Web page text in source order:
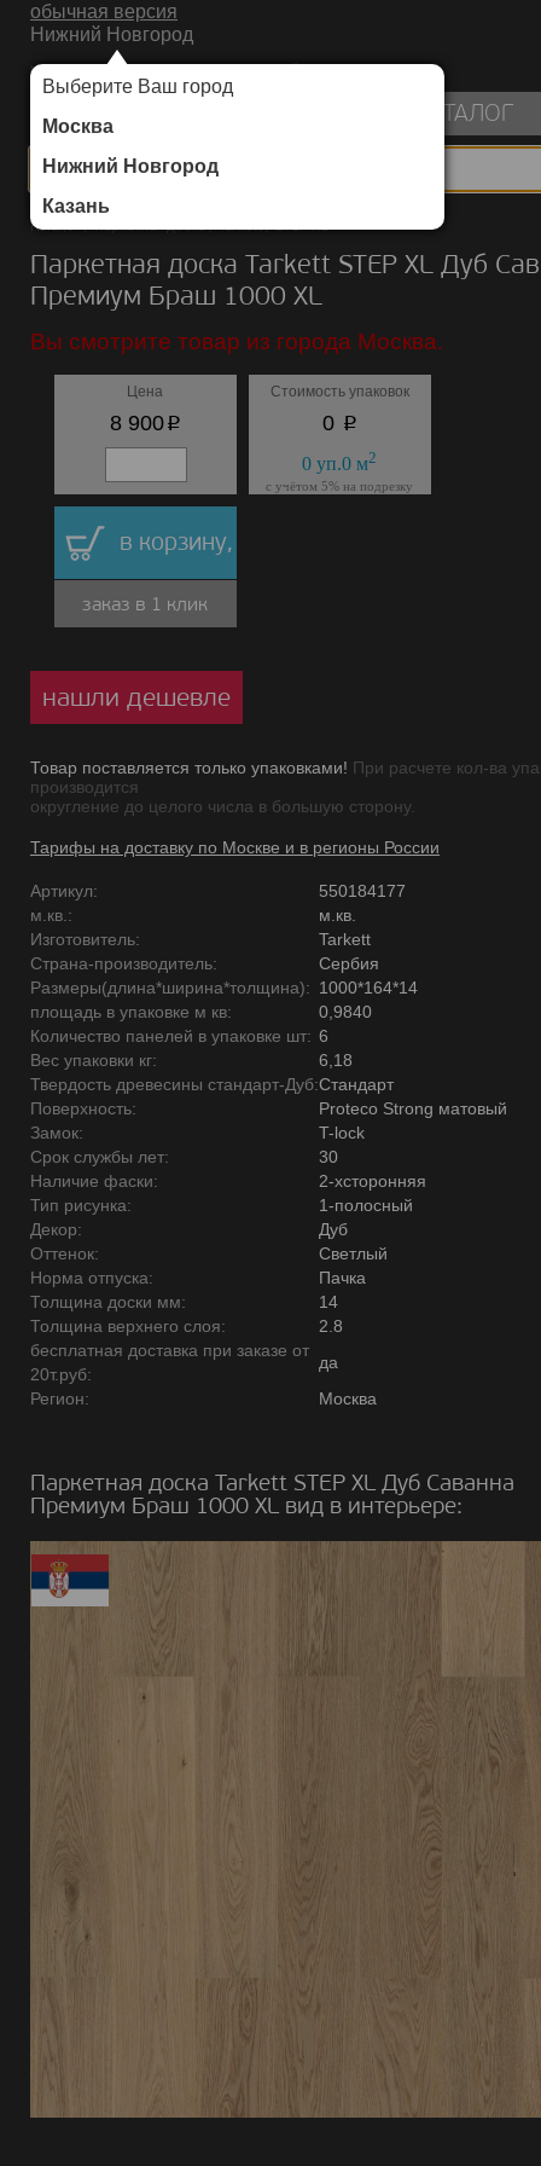
обычная версия
Нижний Новгород
Выберите Ваш город
Москва
Нижний Новгород
Казань
ИНТЕРНЕТ-МАГАЗИН НАПОЛЬНЫХ ПОКРЫТИЙ
КАТАЛОГ
Каталог/Паркетная доска/Tarkett/STEP XL
Паркетная доска Tarkett STEP XL Дуб
Премиум Браш 1000 ХL
Вы смотрите товар из города Москва.
Цена
8 900p
Стоимость упаковок
0 p
0 уп.0 м2
с учётом 5% на подрезку
в корзину,
заказ в 1 клик
нашли дешевле
Товар поставляется только упаковками! При расчете кол-ва
производится
округление до целого числа в большую сторону.
Тарифы на доставку по Москве и в регионы России
Артикул:
550184177
м.кв.:
м.кв.
Изготовитель:
Tarkett
Страна-производитель:
Сербия
Размеры(длина*ширина*толщина): 1000*164*14
площадь в упаковке м кв:
0,9840
Количество панелей в упаковке шт: 6
Вес упаковки кг:
6,18
Твердость древесины стандарт-Дуб:Стандарт
Поверхность:
Proteco Strong матовый
Замок:
T-lock
Срок службы лет:
30
Наличие фаски:
2-хсторонняя
Тип рисунка:
1-полосный
Декор:
Дуб
Оттенок:
Светлый
Норма отпуска:
Пачка
Толщина доски мм:
14
Толщина верхнего слоя:
2.8
бесплатная доставка при заказе от
20т.руб:
да
Регион:
Москва
Паркетная доска Tarkett STEP XL Дуб Саванна
Премиум Браш 1000 ХL вид в интерьере: